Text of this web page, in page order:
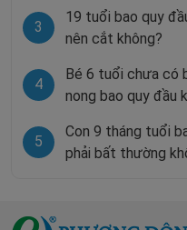
3
19 tuổi bao quy
nên cắt không?
4
Bé 6 tuổi chưa có
nong bao quy đầu
5
Con 9 tháng tuổi
phải bất thường